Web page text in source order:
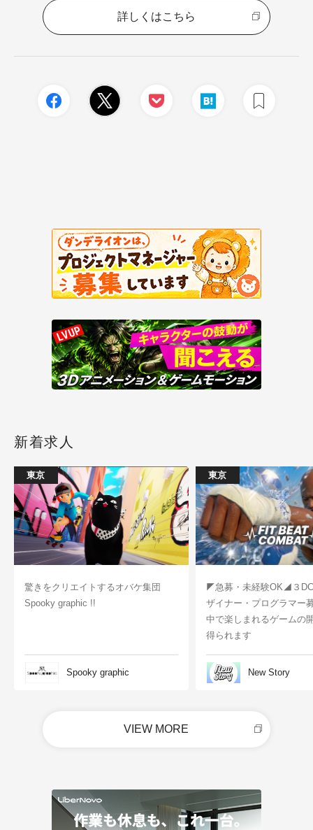
詳しくはこちら
新着求人
東京
驚きをクリエイトするオバケ集団
Spooky graphic !!
Spooky graphic
東京
◤急募・未経験OK◢３
ザイナー・プログラマー
中で楽しまれるゲームの
得られます
New Story
VIEW MORE